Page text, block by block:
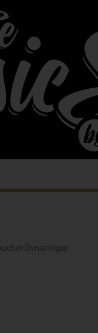
Dynamique